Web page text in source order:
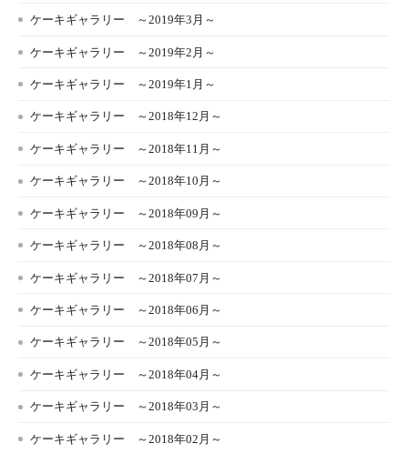
ケーキギャラリー ～2019年3月～
ケーキギャラリー ～2019年2月～
ケーキギャラリー ～2019年1月～
ケーキギャラリー ～2018年12月～
ケーキギャラリー ～2018年11月～
ケーキギャラリー ～2018年10月～
ケーキギャラリー ～2018年09月～
ケーキギャラリー ～2018年08月～
ケーキギャラリー ～2018年07月～
ケーキギャラリー ～2018年06月～
ケーキギャラリー ～2018年05月～
ケーキギャラリー ～2018年04月～
ケーキギャラリー ～2018年03月～
ケーキギャラリー ～2018年02月～